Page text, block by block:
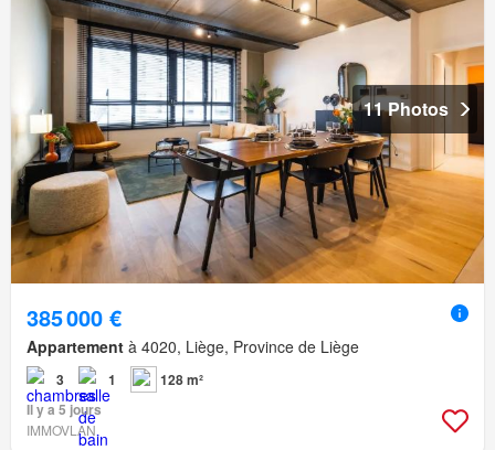
11 Photos
385 000 €
Appartement à 4020, Liège, Province de Liège
3 1
128 m²
Il y a 5 jours
IMMOVLAN